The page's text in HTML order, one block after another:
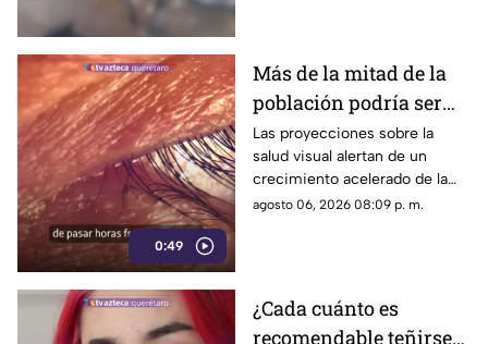
0:49
Más de la mitad de la
población podría ser
miope en 2050;
especialistas advierten
las causas
Las proyecciones sobre la
salud visual alertan de un
crecimiento acelerado de la
miopía y señalan que pasar
agosto 06, 2026 08:09 p. m.
¿Cada cuánto es
recomendable teñirse